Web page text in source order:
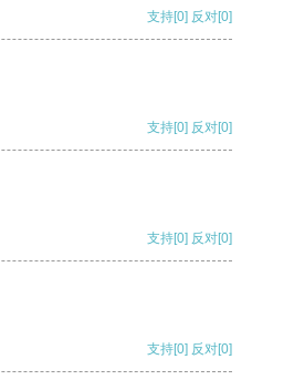
支持[0] 反对[0]
支持[0] 反对[0]
支持[0] 反对[0]
支持[0] 反对[0]